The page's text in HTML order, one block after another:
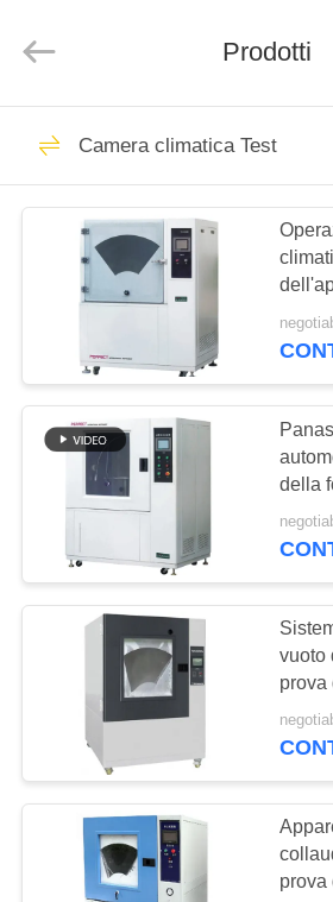
CASA
PRODOTTI
VIDEO
MANIFESTAZIONE
DI
VR
CIRCA
GIRO
FABBRICA
CONTROLLO
DI
QUALITÀ
Instruments
Rights
macchina
prova di
Macchina
di collaudo
Macchina
tensile
Prodotti
Camera climatica Test
della
della
vuoto
prova
della
con
prova